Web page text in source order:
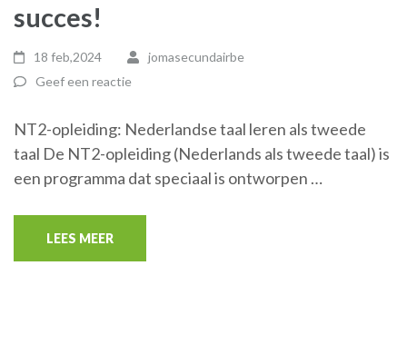
succes!
18 feb,2024
jomasecundairbe
Geef een reactie
NT2-opleiding: Nederlandse taal leren als tweede
taal De NT2-opleiding (Nederlands als tweede taal) is
een programma dat speciaal is ontworpen …
LEES MEER